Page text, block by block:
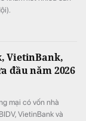
VietinBank,
đầu năm 2026
mại có vốn nhà
VietinBank và